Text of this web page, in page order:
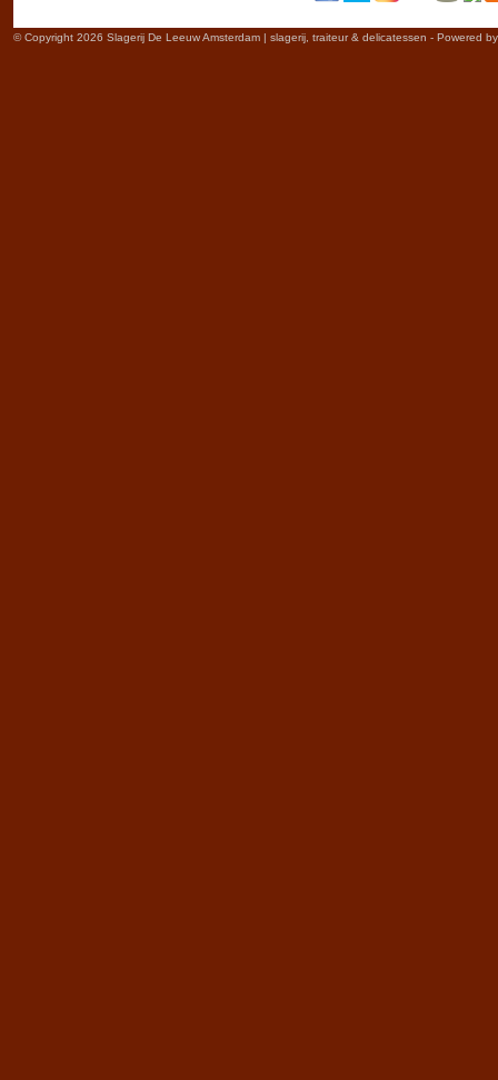
© Copyright 2026 Slagerij De Leeuw Amsterdam | slagerij, traiteur & delicatessen - Powered